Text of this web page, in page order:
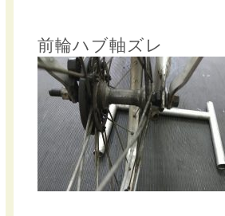
前輪ハブ軸ズレ